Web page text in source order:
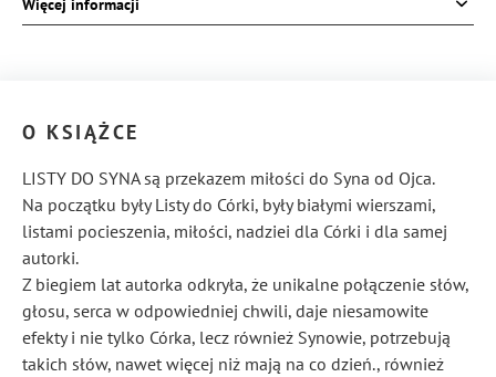
ISBN:
978-83-8351-392-8
Więcej informacji
O KSIĄŻCE
LISTY DO SYNA są przekazem miłości do Syna od Ojca.
Na początku były Listy do Córki, były białymi wierszami,
listami pocieszenia, miłości, nadziei dla Córki i dla samej
autorki.
Z biegiem lat autorka odkryła, że unikalne połączenie słów,
głosu, serca w odpowiedniej chwili, daje niesamowite
efekty i nie tylko Córka, lecz również Synowie, potrzebują
takich słów, nawet więcej niż mają na co dzień., również